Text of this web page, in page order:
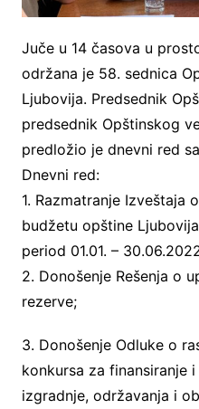
Juče u 14 časova u
održana je 58. sednica
Ljubovija. Predsednik
predsednik Opštinskog
predložio je dnevni red
Dnevni red:
1. Razmatranje Izveštaja
budžetu opštine
period 01.01. –
2. Donošenje Rešenja o
rezerve;
3. Donošenje Odluke o
konkursa za finansiranje
izgradnje, održavanja i